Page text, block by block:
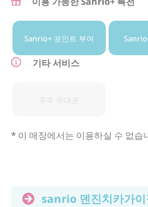
Sanrio+ 포인트 부여
기타 서비스
주주 우대권
* 이 매장에서는 이용하실 수 없습
sanrio 덴진치카가이